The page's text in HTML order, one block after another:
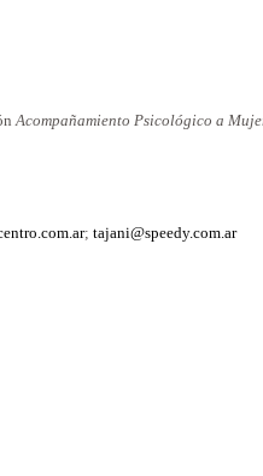
Acompañamiento Psicológico a
;tajani@speedy.com.ar